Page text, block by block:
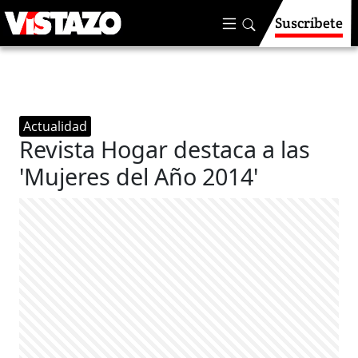
Suscríbete
Actualidad
Revista Hogar destaca a las
'Mujeres del Año 2014'